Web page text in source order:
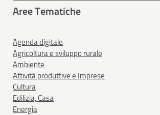
Aree Tematiche
Agenda digitale
Agricoltura e sviluppo rurale
Ambiente
Attività produttive e Imprese
Cultura
Edilizia, Casa
Energia